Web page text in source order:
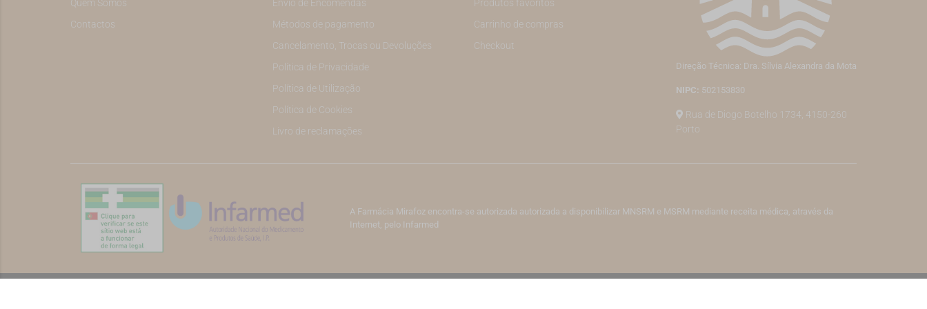
Quem Somos
Contactos
Envio de Encomendas
Métodos de pagamento
Cancelamento, Trocas ou Devoluções
Política de Privacidade
Política de Utilização
Política de Cookies
Livro de reclamações
Produtos favoritos
Carrinho de compras
Checkout
Direção Técnica: Dra. Sílvia Alexandra da Mota
NIPC: 502153830
Rua de Diogo Botelho 1734, 4150-260
Porto
A Farmácia Mirafoz encontra-se autorizada autorizada a disponibilizar MNSRM e MSRM mediante receita médica, através da
Internet, pelo Infarmed